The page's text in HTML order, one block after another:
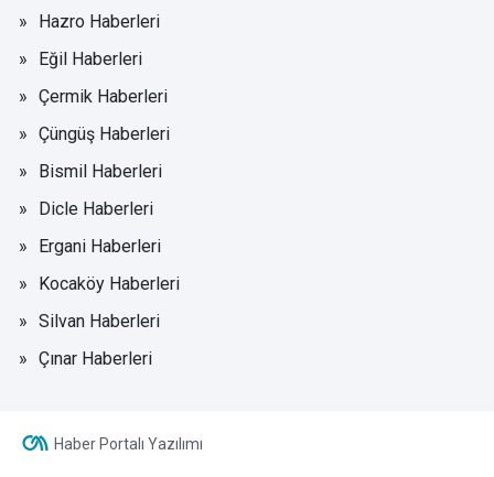
Hazro Haberleri
Eğil Haberleri
Çermik Haberleri
Çüngüş Haberleri
Bismil Haberleri
Dicle Haberleri
Ergani Haberleri
Kocaköy Haberleri
Silvan Haberleri
Çınar Haberleri
Haber Portalı Yazılımı